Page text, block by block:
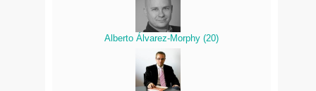
Alberto Álvarez-Morphy (20)